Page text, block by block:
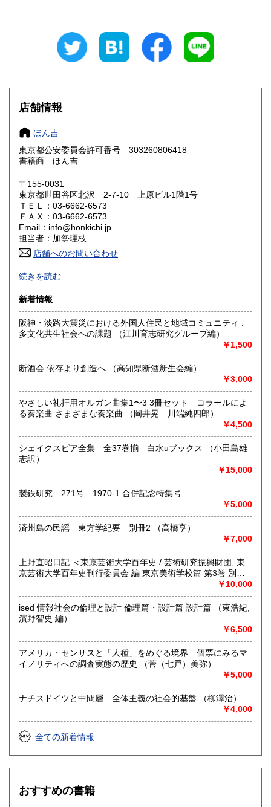
910円 三重県
大阪府
奈良県
鳥取県 1,180円 島根県
岡山県
山口県 1,180円
香川県 1,300円
高知県 1,300円
佐賀県
熊本県 1,440円 大分県 1,440円
宮崎県 1,440円 鹿児島県
1,914円
店舗情報
ほん吉
東京都公安委員会許可番号 303260806418
書籍商 ほん吉
〒155-0031
東京都世田谷区北沢 2-7-10 上原ビル1階1号
ＴＥＬ：03-6662-6573
ＦＡＸ：03-6662-6573
Email：info@honkichi.jp
担当者：加勢理枝
店舗へのお問い合わせ
ごはんの炊き方から人生の危機まで。
出版年を問わず、社会や自分について考える友となる本、生
沿線名：小田急線/京王井の頭線
最寄駅：下北沢駅 南口徒歩3分 「北沢タウンホール」正面
入り口前
定休日：月曜日
●店頭買取いたします。営業時間中に直接お持ち下さい。ご予
約等は必要ありません。担当者が留守の場合には、お預かり
●大量の場合は、出張買取致します。本の所在地、大体の量や
内容をお知らせ下さい。ご予約の日に現地に担当者が参りま
す。
ります。あらかじめ量や内容をご連絡頂き、当店から送付致
します必要書類・伝票をご利用下さい。お支払いは指定口座
への振込、店頭支払をお選び頂けます。
哲学宗教、社会科学、自然科学、美術工芸、外国文学、近代
文献、趣味、古書一般（その他）
フェミニズム、クィア・スタディーズ等ジェンダー研究。精
神医学および福祉。社会科学全般。
続きを読む
新着情報
阪神・淡路大震災における外国人住民と地域コミュニティ :
多文化共生社会への課題 （江川育志研究グループ編）
￥1,500
断酒会 依存より創造へ （高知県断酒新生会編）
￥3,000
やさしい礼拝用オルガン曲集1〜3 3冊セット コラールによ
る奏楽曲 さまざまな奏楽曲 （岡井晃 川端純四郎）
￥4,500
シェイクスピア全集 全37巻揃 白水uブックス （小田島雄
志訳）
￥15,000
製鉄研究 271号 1970-1 合併記念特集号
￥5,000
済州島の民謡 東方学紀要 別冊2 （高橋亨）
￥7,000
上野直昭日記 ＜東京芸術大学百年史 / 芸術研究振興財団, 東
京芸術大学百年史刊行委員会 編 東京美術学校篇 第3巻 別巻
￥10,000
ised 情報社会の倫理と設計 倫理篇・設計篇 設計篇 （東浩紀,
濱野智史 編）
￥6,500
アメリカ・センサスと「人種」をめぐる境界 個票にみるマ
イノリティへの調査実態の歴史 （菅（七戸）美弥）
￥5,000
ナチスドイツと中間層 全体主義の社会的基盤 （柳澤治）
￥4,000
全ての新着情報
おすすめの書籍